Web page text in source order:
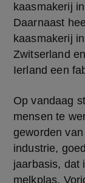
kaasmakerij
Daarnaast
kaasmakerij
Zwitserland
Ierland een
Op vandaag
mensen te
geworden
industrie,
jaarbasis, dat
melkplas.